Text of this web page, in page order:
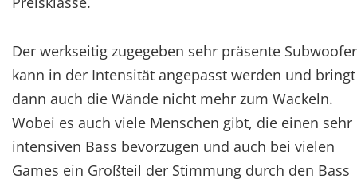
Der werkseitig zugegeben sehr präsente
kann in der Intensität angepasst werden und bringt
dann auch die Wände nicht mehr zum Wackeln.
Wobei es auch viele Menschen gibt, die einen sehr
intensiven Bass bevorzugen und auch bei vielen
Games ein Großteil der Stimmung durch den Bass